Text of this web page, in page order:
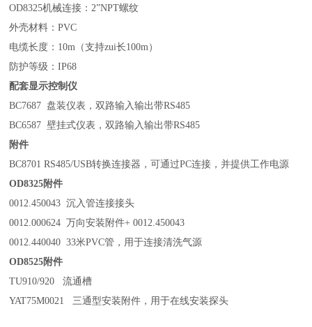
OD8325机械连接：2”NPT螺纹
外壳材料：PVC
电缆长度：10m（支持zui长100m）
防护等级：IP68
配套显示控制仪
BC7687盘装仪表，双路输入输出带RS485
BC6587壁挂式仪表，双路输入输出带RS485
附件
BC8701 RS485/USB转换连接器，可通过PC连接，并提供工作电源
OD8325附件
0012.450043沉入管连接接头
0012.000624万向安装附件+ 0012.450043
0012.440040 33米PVC管，用于连接清洗气源
OD8525附件
TU910/920流通槽
YAT75M0021三通型安装附件，用于在线安装探头